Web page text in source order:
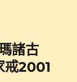
諸古
2001